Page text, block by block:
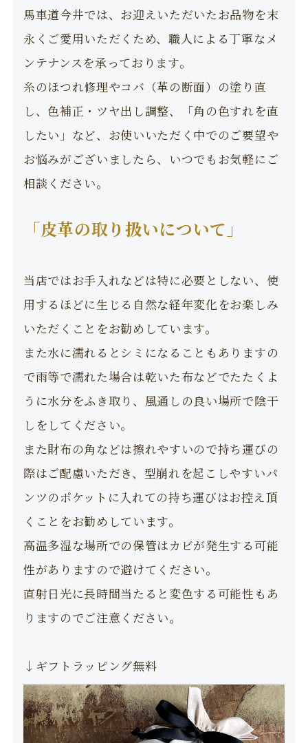
馬車道今井では、お迎えいただいたお品物を末
永くご愛用いただくため、職人による丁寧なメ
ンテナンスを承っております。
糸のほつれ修理やコバ（革の断面）の塗り直
し、色補正・ツヤ出し調整、「角の色すれを直
したい」など、お使いいただく中でのご要望や
お悩みがございましたら、いつでもお気軽にご
相談ください。
「皮革の取り扱いについて」
当店ではお手入れなどは特に必要としない、使
用するほどに生じる自然な経年変化をお楽しみ
いただくことをお勧めしています。
また水に濡れるとシミになることもありますの
で雨等で濡れた場合は乾いた布などでたたくよ
うに水分をふき取り、風通しの良い場所で陰干
しをしてください。
また財布の角などは擦れやすいので持ち運びの
際はご配慮いただき、型崩れを起こしやすいパ
ンツのポケットに入れての持ち運びはお控え頂
くことをお勧めしています。
高温多湿な場所での保管はカビが発生する可能
性がありますので避けてください。
直射日光に長時間当たると変色する可能性もあ
りますのでご注意ください。
↓ギフトラッピング無料